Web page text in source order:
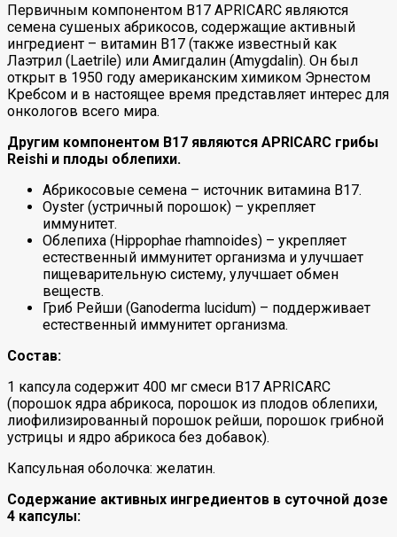
Первичным компонентом B17 APRICARC являются
семена сушеных абрикосов, содержащие активный
ингредиент – витамин B17 (также известный как
Лаэтрил (Laetrile) или Амигдалин (Amygdalin). Он был
открыт в 1950 году американским химиком Эрнестом
Кребсом и в настоящее время представляет интерес для
онкологов всего мира.
Другим компонентом B17 являются APRICARC грибы
Reishi и плоды облепихи.
Абрикосовые семена – источник витамина B17.
Oyster (устричный порошок) – укрепляет
иммунитет.
Облепиха (Hippophae rhamnoides) – укрепляет
естественный иммунитет организма и улучшает
пищеварительную систему, улучшает обмен
веществ.
Гриб Рейши (Ganoderma lucidum) – поддерживает
естественный иммунитет организма.
Состав:
1 капсула содержит 400 мг смеси B17 APRICARC
(порошок ядра абрикоса, порошок из плодов облепихи,
лиофилизированный порошок рейши, порошок грибной
устрицы и ядро ​​абрикоса без добавок).
Капсульная оболочка: желатин.
Содержание активных ингредиентов в суточной дозе
4 капсулы: